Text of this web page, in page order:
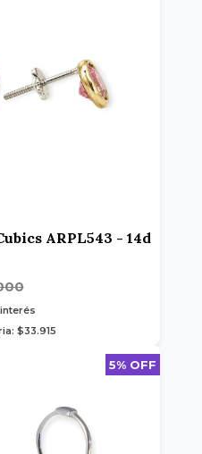
ARPL543 - 14d
$33.915
5% OFF